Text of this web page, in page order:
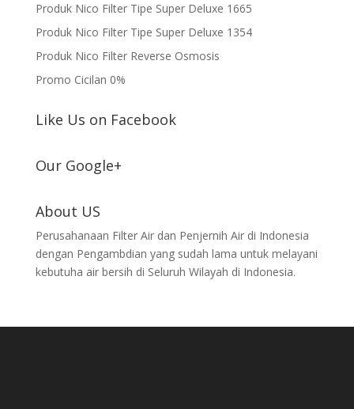
Produk Nico Filter Tipe Super Deluxe 1665
Produk Nico Filter Tipe Super Deluxe 1354
Produk Nico Filter Reverse Osmosis
Promo Cicilan 0%
Like Us on Facebook
Our Google+
About US
Perusahanaan Filter Air dan Penjernih Air di Indonesia
dengan Pengambdian yang sudah lama untuk melayani
kebutuha air bersih di Seluruh Wilayah di Indonesia.